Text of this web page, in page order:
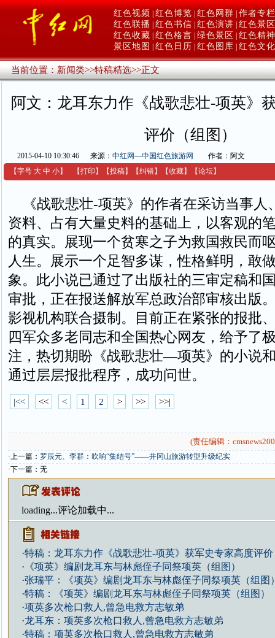
红色视频 红色博览 红色网群 作者专栏
红色联播 红色书信 红色演讲 红色景区
红色收藏 红色格言 绿色景区
红色精神
景区地图
红色日历 红色图库 红色文化
当前位置：新闻类>>特稿精选>>正文
阿文：龙耳东力作《战歌悲壮-项英》
评价（组图）
2015-04-10 10:30:46 来源： 中红网—中国红色旅游网
作者：阿文
【字号 大 中 小】 【打印 】 【投稿】 【纠错】 【收藏】 【论坛】
《战歌悲壮-项英》的作者在采访当事人
资料、占有大量史料的基础上，以客观的
的真实。展现一个贫寒之子为救国救民而
人生。展示一个足智多谋，性格鲜明，敢
象。此小说已通过了出版社的三审定稿和
审批，正在报送解放军总政治部审核出版
影视机构联合摄制。目前正在紧张的报批
四军众多老同志和全国热心网友，给予了
注，热切期盼《战歌悲壮—项英》的小说
通过层层报批程序，成功问世。
|<< << < 1 2 > >> >>|
(责任编辑：
·上一篇： 罗辰元、李群：吹响“集结号”——井冈山旅游转型升级纪实
·下一篇：无
loading...评论加载中...
·特稿：龙耳东力作《战歌悲壮-项英》获军史专家高度评
· 《项英》编剧龙耳东与林彪侄子同祭项英（组图）
·张瑞平：《项英》编剧龙耳东与林彪侄子同祭项英（组图
·特稿：《项英》编剧龙耳东与林彪侄子同祭项英（组图）
·项英多次枪口救人,曾急电救方志敏弟
·龙耳东：项英多次枪口救人,曾急电救方志敏弟
·特稿：项英多次枪口救人,曾急电救方志敏弟